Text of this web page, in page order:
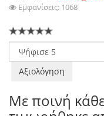
Εμφανίσεις: 1068
Παρακαλώ
αξιολογήστε
Με ποινή